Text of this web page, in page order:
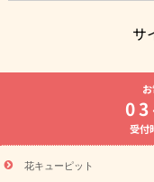
サ
よく贈られる花
8月の誕生花(トルコ
お供え・お
通
ーブドフラワー
季節
特集
お盆 花（新盆・初
受付
花キューピット